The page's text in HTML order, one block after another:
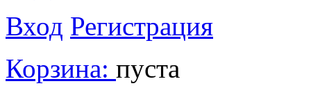
Вход Регистрация
Корзина: пуста